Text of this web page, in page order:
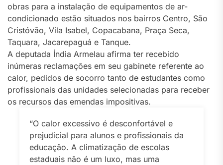
obras para a instalação de equipamentos de ar-
condicionado estão situados nos bairros Centro, São
Cristóvão, Vila Isabel, Copacabana, Praça Seca,
Taquara, Jacarepaguá e Tanque.
A deputada Índia Armelau afirma ter recebido
inúmeras reclamações em seu gabinete referente ao
calor, pedidos de socorro tanto de estudantes como
profissionais das unidades selecionadas para receber
os recursos das emendas impositivas.
“O calor excessivo é desconfortável e
prejudicial para alunos e profissionais da
educação. A climatização de escolas
estaduais não é um luxo, mas uma